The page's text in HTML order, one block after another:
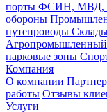
порты ФСИН, МВД,
обороны
путепроводы
Агропромышленный
парковые зоны
Компания
О компании
работы Отзывы
Услуги